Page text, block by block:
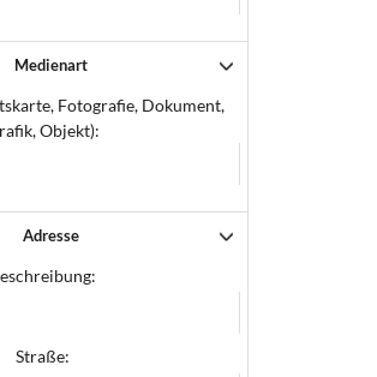
Medienart
Fotografie, Dokument,
Objekt):
Adresse
Straße: